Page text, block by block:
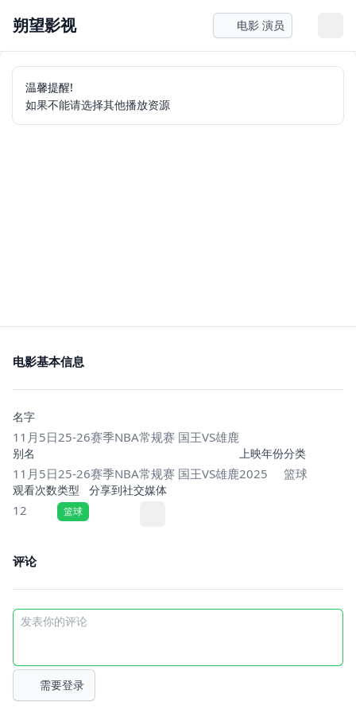
朔望影视 电影 演员
温馨提醒!
如果不能请选择其他播放资源
电影基本信息
名字
11月5日25-26赛季NBA常规赛 国王VS雄鹿
别名
11月5日25-26赛季NBA常规赛 国王VS雄鹿
上映年份
2025
分类
篮球
观看次数
12
类型
篮球
分享到社交媒体
评论
需要登录